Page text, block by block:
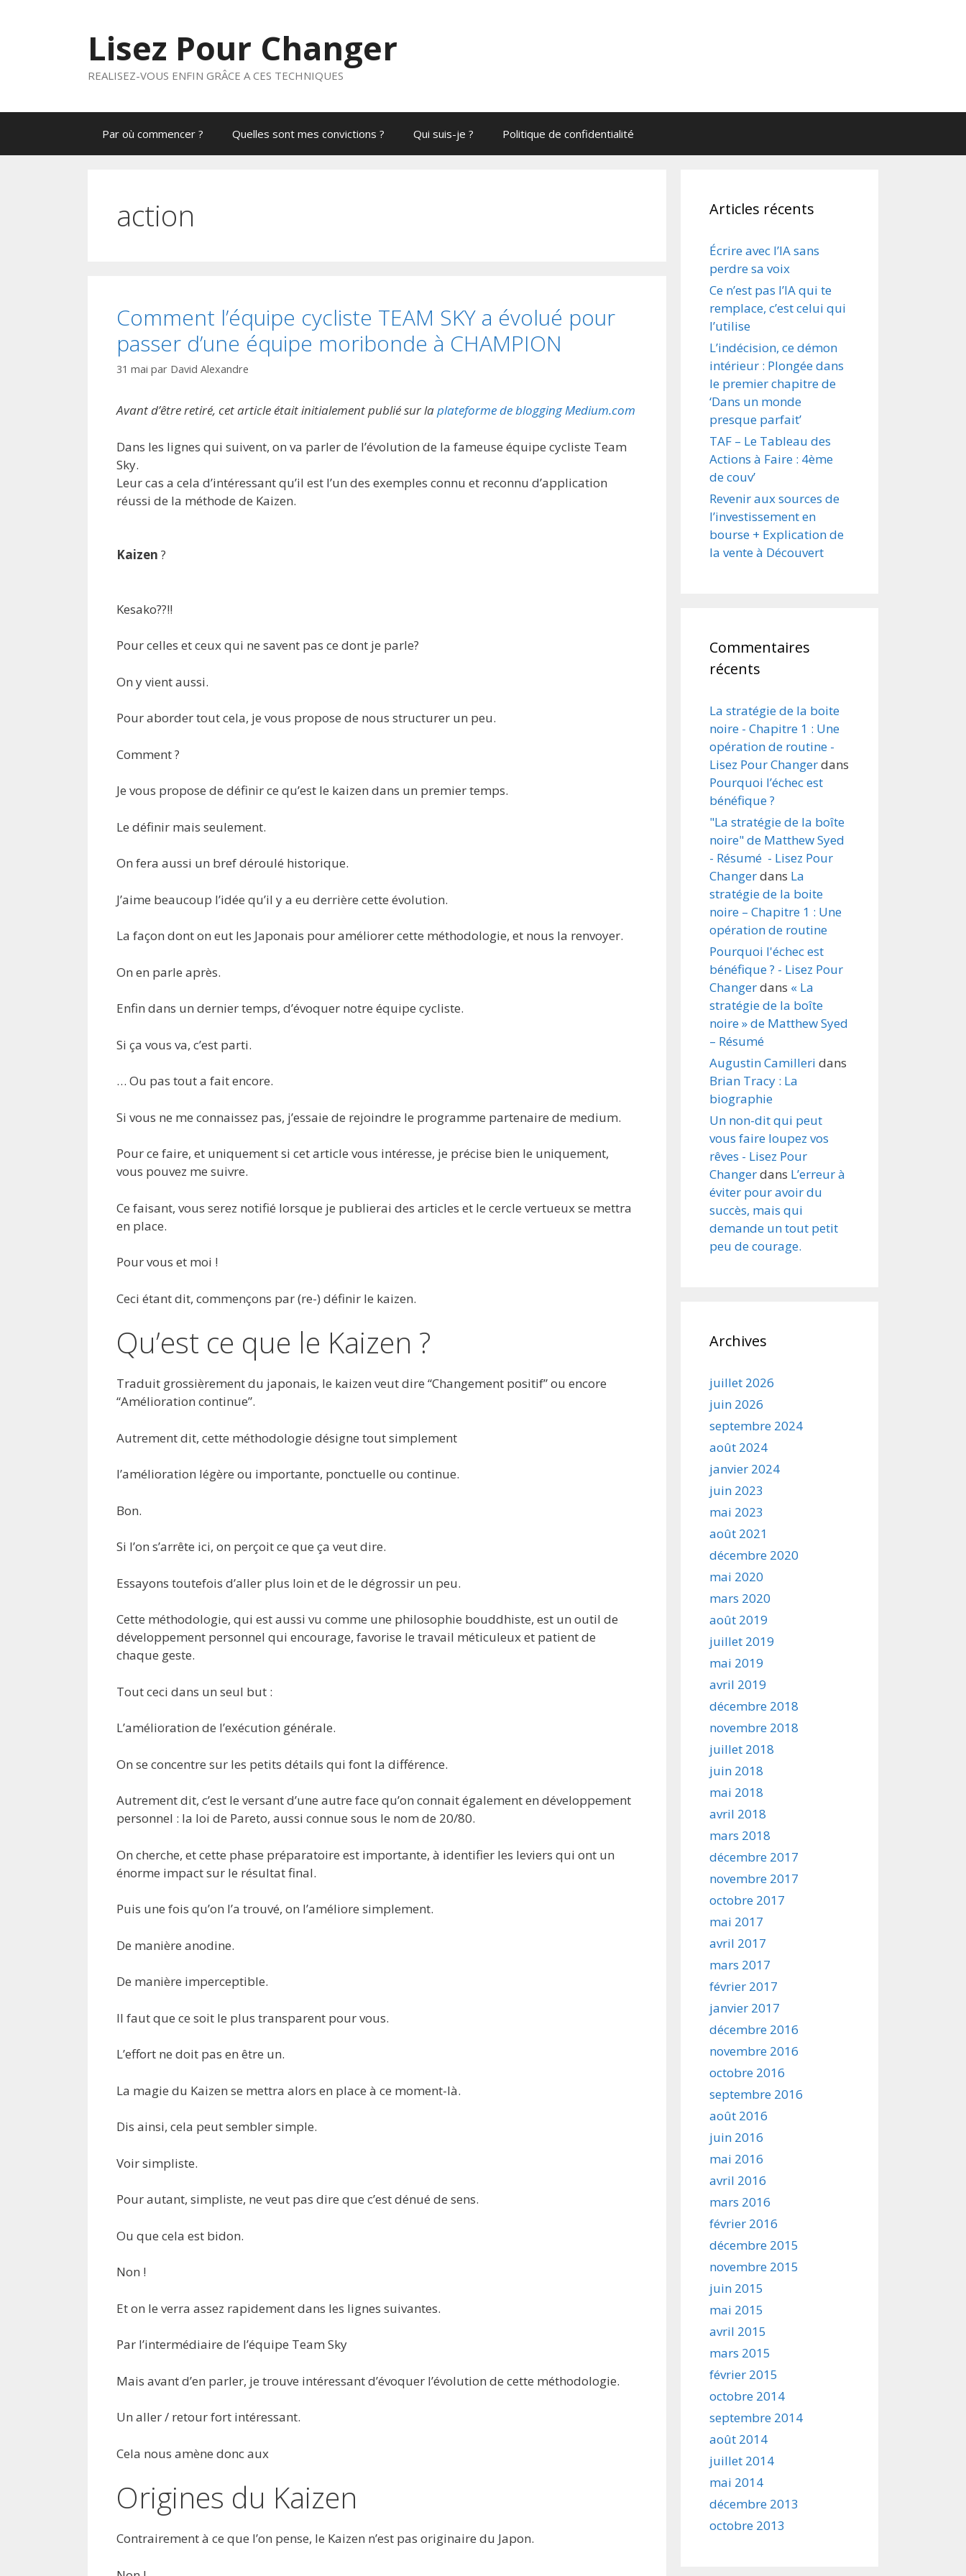
Lisez Pour Changer
REALISEZ-VOUS ENFIN GRÂCE A CES TECHNIQUES
Par où commencer ? Quelles sont mes convictions ? Qui suis-je ? Politique de confidentialité
action
Comment l’équipe cycliste TEAM SKY a évolué pour
passer d’une équipe moribonde à CHAMPION
31 mai par David Alexandre
Avant d’être retiré, cet article était initialement publié sur laplateforme de blogging Medium.com
Dans les lignes qui suivent, on va parler de l’évolution de la fameuse équipe cycliste Team
Sky.
Leur cas a cela d’intéressant qu’il est l’un des exemples connu et reconnu d’application
réussi de la méthode de Kaizen.
Kaizen ?
Kesako??!!
Pour celles et ceux qui ne savent pas ce dont je parle?
On y vient aussi.
Pour aborder tout cela, je vous propose de nous structurer un peu.
Comment ?
Je vous propose de définir ce qu’est le kaizen dans un premier temps.
Le définir mais seulement.
On fera aussi un bref déroulé historique.
J’aime beaucoup l’idée qu’il y a eu derrière cette évolution.
La façon dont on eut les Japonais pour améliorer cette méthodologie, et nous la renvoyer.
On en parle après.
Enfin dans un dernier temps, d’évoquer notre équipe cycliste.
Si ça vous va, c’est parti.
… Ou pas tout a fait encore.
Si vous ne me connaissez pas, j’essaie de rejoindre le programme partenaire de medium.
Pour ce faire, et uniquement si cet article vous intéresse, je précise bien le uniquement,
vous pouvez me suivre.
Ce faisant, vous serez notifié lorsque je publierai des articles et le cercle vertueux se mettra
en place.
Pour vous et moi !
Ceci étant dit, commençons par (re-) définir le kaizen.
Qu’est ce que le Kaizen ?
Traduit grossièrement du japonais, le kaizen veut dire “Changement positif” ou encore
“Amélioration continue”.
Autrement dit, cette méthodologie désigne tout simplement
l’amélioration légère ou importante, ponctuelle ou continue.
Bon.
Si l’on s’arrête ici, on perçoit ce que ça veut dire.
Essayons toutefois d’aller plus loin et de le dégrossir un peu.
Cette méthodologie, qui est aussi vu comme une philosophie bouddhiste, est un outil de
développement personnel qui encourage, favorise le travail méticuleux et patient de
chaque geste.
Tout ceci dans un seul but :
L’amélioration de l’exécution générale.
On se concentre sur les petits détails qui font la différence.
Autrement dit, c’est le versant d’une autre face qu’on connait également en développement
personnel : la loi de Pareto, aussi connue sous le nom de 20/80.
On cherche, et cette phase préparatoire est importante, à identifier les leviers qui ont un
énorme impact sur le résultat final.
Puis une fois qu’on l’a trouvé, on l’améliore simplement.
De manière anodine.
De manière imperceptible.
Il faut que ce soit le plus transparent pour vous.
L’effort ne doit pas en être un.
La magie du Kaizen se mettra alors en place à ce moment-là.
Dis ainsi, cela peut sembler simple.
Voir simpliste.
Pour autant, simpliste, ne veut pas dire que c’est dénué de sens.
Ou que cela est bidon.
Non !
Et on le verra assez rapidement dans les lignes suivantes.
Par l’intermédiaire de l’équipe Team Sky
Mais avant d’en parler, je trouve intéressant d’évoquer l’évolution de cette méthodologie.
Un aller / retour fort intéressant.
Cela nous amène donc aux
Origines du Kaizen
Contrairement à ce que l’on pense, le Kaizen n’est pas originaire du Japon.
Articles récents
Écrire avec l’IA sans
perdre sa voix
Ce n’est pas l’IA qui te
remplace, c’est celui qui
l’utilise
L’indécision, ce démon
intérieur : Plongée dans
le premier chapitre de
‘Dans un monde
presque parfait’
TAF – Le Tableau des
Actions à Faire : 4ème
de couv’
Revenir aux sources de
l’investissement en
bourse + Explication de
la vente à Découvert
Commentaires
récents
La stratégie de la boite
noire - Chapitre 1 : Une
opération de routine -
Lisez Pour Changerdans
Pourquoi l’échec est
bénéfique ?
"La stratégie de la boîte
noire" de Matthew Syed
- Résumé - Lisez Pour
Changerdans La
stratégie de la boite
noire – Chapitre 1 : Une
opération de routine
Pourquoi l'échec est
bénéfique ? - Lisez Pour
Changerdans « La
stratégie de la boîte
noire » de Matthew Syed
– Résumé
Augustin Camilleri dans
Brian Tracy : La
biographie
Un non-dit qui peut
vous faire loupez vos
rêves - Lisez Pour
Changerdans L’erreur à
éviter pour avoir du
succès, mais qui
demande un tout petit
peu de courage.
Archives
juillet 2026
juin 2026
septembre 2024
août 2024
janvier 2024
juin 2023
mai 2023
août 2021
décembre 2020
mai 2020
mars 2020
août 2019
juillet 2019
mai 2019
avril 2019
décembre 2018
novembre 2018
juillet 2018
juin 2018
mai 2018
avril 2018
mars 2018
décembre 2017
novembre 2017
octobre 2017
mai 2017
avril 2017
mars 2017
février 2017
janvier 2017
décembre 2016
novembre 2016
octobre 2016
septembre 2016
août 2016
juin 2016
mai 2016
avril 2016
mars 2016
février 2016
décembre 2015
novembre 2015
juin 2015
mai 2015
avril 2015
mars 2015
février 2015
octobre 2014
septembre 2014
août 2014
juillet 2014
mai 2014
décembre 2013
octobre 2013